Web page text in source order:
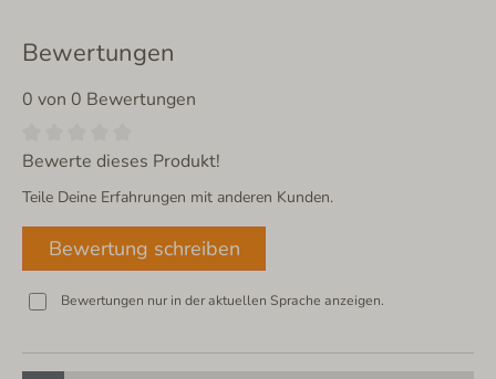
Bewertungen
0 von 0 Bewertungen
Bewerte dieses Produkt!
Teile Deine Erfahrungen mit anderen Kunden.
Bewertung schreiben
Bewertungen nur in der aktuellen Sprache anzeigen.